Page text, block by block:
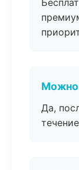
Можно
Да,